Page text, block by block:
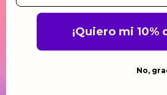
¡Quiero mi
No,